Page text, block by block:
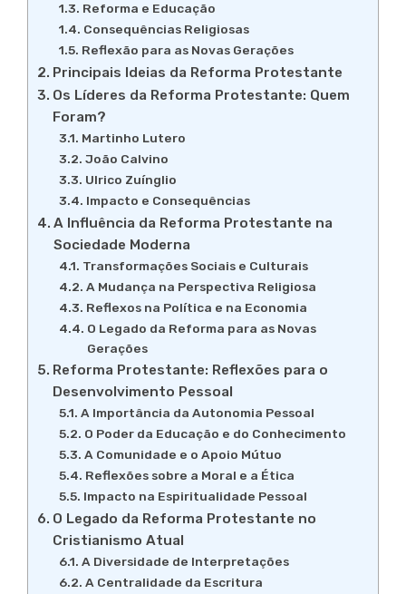
Reforma e Educação
Consequências Religiosas
Reflexão para as Novas Gerações
Principais Ideias da Reforma Protestante
Os Líderes da Reforma Protestante: Quem
Foram?
Martinho Lutero
João Calvino
Ulrico Zuínglio
Impacto e Consequências
A Influência da Reforma Protestante na
Sociedade Moderna
Transformações Sociais e Culturais
A Mudança na Perspectiva Religiosa
Reflexos na Política e na Economia
O Legado da Reforma para as Novas
Gerações
Reforma Protestante: Reflexões para o
Desenvolvimento Pessoal
A Importância da Autonomia Pessoal
O Poder da Educação e do Conhecimento
A Comunidade e o Apoio Mútuo
Reflexões sobre a Moral e a Ética
Impacto na Espiritualidade Pessoal
O Legado da Reforma Protestante no
Cristianismo Atual
A Diversidade de Interpretações
A Centralidade da Escritura